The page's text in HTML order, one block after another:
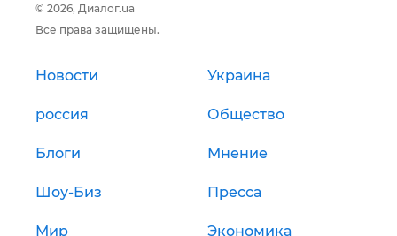
© 2026, Диалог.ua
Все права защищены.
Новости Украина
россия Общество
Блоги Мнение
Шоу-Биз Пресса
Мир Экономика